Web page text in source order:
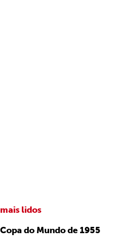
lidos
do Mundo de 1955